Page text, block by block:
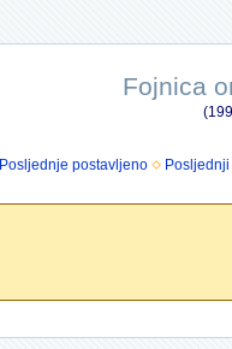
Fojnica
Posljednje postavljeno